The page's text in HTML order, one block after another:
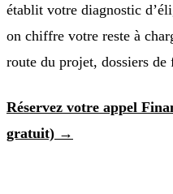
établit votre diagnostic
on chiffre votre reste à
route du projet, dossiers
Réservez votre appel
gratuit) →